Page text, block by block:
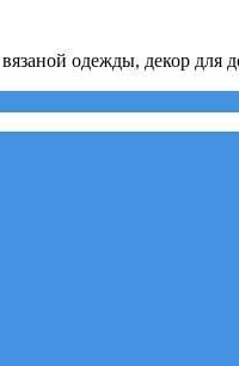
одежды, декор для